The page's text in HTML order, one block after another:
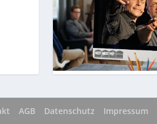
AGB Datenschutz Impressum